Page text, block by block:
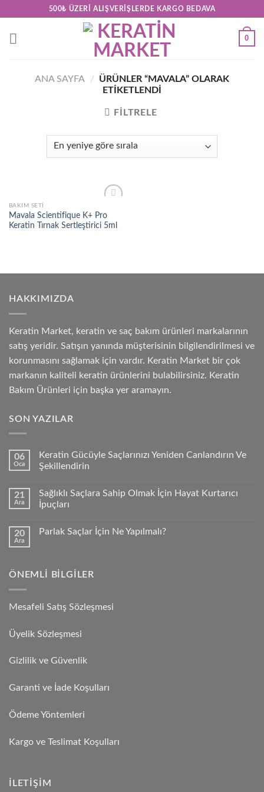
content
500₺ ÜZERI ALIŞVERIŞLERDE KARGO BEDAVA
0
ANA SAYFA /
ÜRÜNLER “MAVALA” OLARAK
ETIKETLENDI
FILTRELE
Add to
wishlist
BAKIM SETI
Mavala Scientifique K+ Pro
Keratin Tırnak Sertleştirici 5ml
HAKKIMIZDA
Keratin Market, keratin ve saç bakım ürünleri markalarının
satış yeridir. Satışın yanında müşterisinin bilgilendirilmesi ve
korunmasını sağlamak için vardır. Keratin Market bir çok
markanın kaliteli keratin ürünlerini bulabilirsiniz. Keratin
Bakım Ürünleri için başka yer aramayın.
SON YAZILAR
06
Oca
Keratin Gücüyle Saçlarınızı Yeniden Canlandırın Ve
Şekillendirin
21
Ara
Sağlıklı Saçlara Sahip Olmak İçin Hayat Kurtarıcı
İpuçları
20
Ara
Parlak Saçlar İçin Ne Yapılmalı?
ÖNEMLI BILGILER
Mesafeli Satış Sözleşmesi
Üyelik Sözleşmesi
Gizlilik ve Güvenlik
Garanti ve İade Koşulları
Ödeme Yöntemleri
Kargo ve Teslimat Koşulları
İLETIŞIM